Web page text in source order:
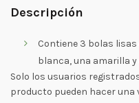
Descripción
Contiene 3 bolas lisas
blanca, una amarilla y
Solo los usuarios
producto pueden hacer una